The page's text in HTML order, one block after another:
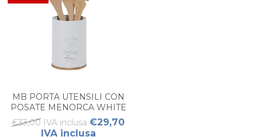
MB PORTA UTENSILI CON
POSATE MENORCA WHITE
€33,00 IVA inclusa €29,70
IVA inclusa